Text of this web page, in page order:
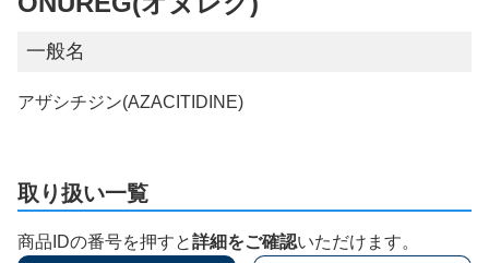
一般名
アザシチジン(AZACITIDINE)
取り扱い一覧
商品IDの番号を押すと詳細をご確認いただけます。